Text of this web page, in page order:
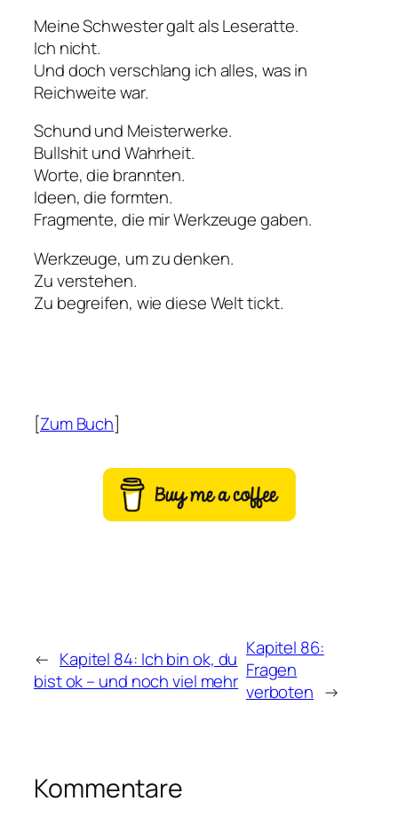
Meine Schwester galt als Leseratte.
Ich nicht.
Und doch verschlang ich alles, was in
Reichweite war.
Schund und Meisterwerke.
Bullshit und Wahrheit.
Worte, die brannten.
Ideen, die formten.
Fragmente, die mir Werkzeuge gaben.
Werkzeuge, um zu denken.
Zu verstehen.
Zu begreifen, wie diese Welt tickt.
[Zum Buch]
← Kapitel 84: Ich bin ok, du
bist ok – und noch viel mehr
Kapitel 86:
Fragen
verboten →
Kommentare